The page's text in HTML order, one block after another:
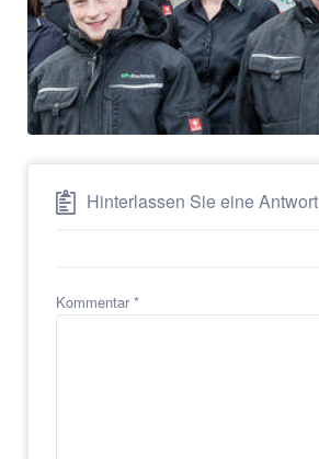
Hinterlassen Sie eine Antwort
Kommentar*